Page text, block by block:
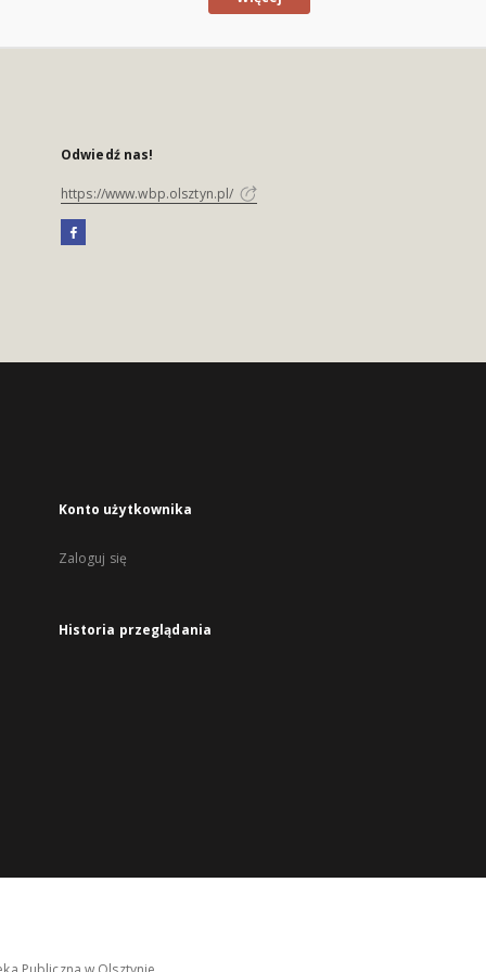
Odwiedź nas!
https://www.wbp.olsztyn.pl/
Konto użytkownika
Zaloguj się
Historia przeglądania